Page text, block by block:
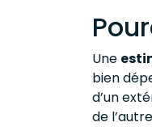
Une
bien
d’un
de